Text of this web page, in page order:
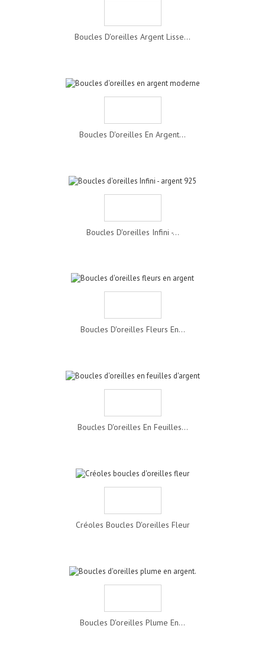
Boucles D'oreilles Argent Lisse...
Boucles D'oreilles En Argent...
Boucles D'oreilles Infini -...
Boucles D'oreilles Fleurs En...
Boucles D'oreilles En Feuilles...
Créoles Boucles D'oreilles Fleur
Boucles D'oreilles Plume En...